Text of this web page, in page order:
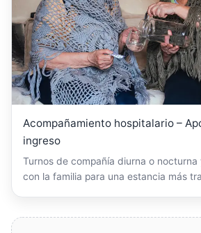
Acompañamiento hospitalario –
ingreso
Turnos de compañía diurna o nocturna
con la familia para una estancia más